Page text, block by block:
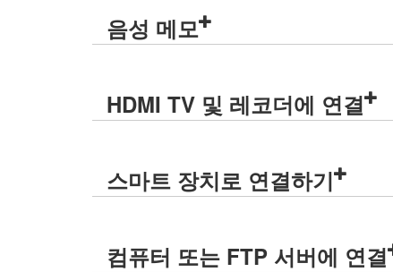
음성 메모
HDMI TV 및 레코더에 연결
스마트 장치로 연결하기
컴퓨터 또는 FTP 서버에 연결